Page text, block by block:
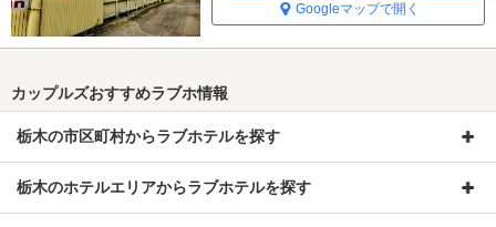
Googleマップで開く
カップルズおすすめラブホ情報
栃木の市区町村からラブホテルを探す
栃木のホテルエリアからラブホテルを探す